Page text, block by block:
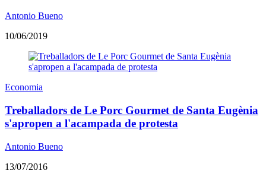
Antonio Bueno
10/06/2019
Economia
Treballadors de Le Porc Gourmet de Santa Eugènia
s'apropen a l'acampada de protesta
Antonio Bueno
13/07/2016